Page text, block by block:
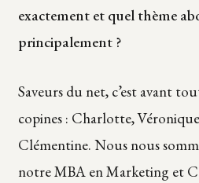
exactement et quel thème
principalement ?
Saveurs du net, c’est avant
copines : Charlotte,
Clémentine. Nous nous
notre MBA en Marketing et